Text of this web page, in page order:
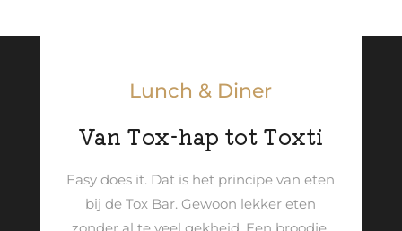
Lunch & Diner
Van Tox-hap tot Toxti
Easy does it. Dat is het principe van eten
bij de Tox Bar. Gewoon lekker eten